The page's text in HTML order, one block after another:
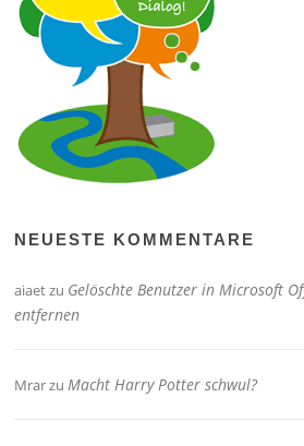
NEUESTE KOMMENTARE
aiaetzu Gelöschte Benutzer in Microsoft
entfernen
MrarzuMacht Harry Potter schwul?